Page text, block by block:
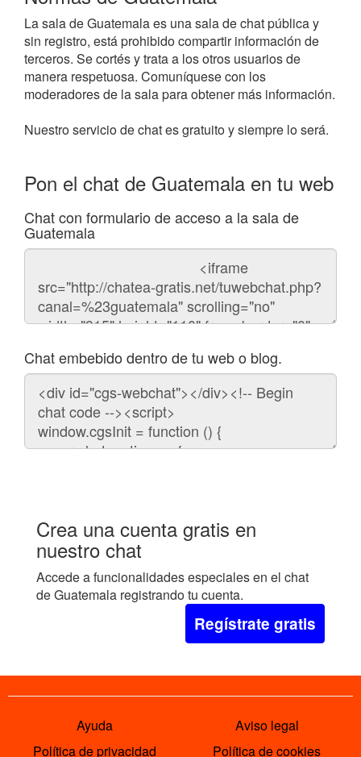
La sala de Guatemala es una sala de chat pública y
sin registro, está prohibido compartir información de
terceros. Se cortés y trata a los otros usuarios de
manera respetuosa. Comuníquese con los
moderadores de la sala para obtener más información.
Nuestro servicio de chat es gratuito y siempre lo será.
Pon el chat de Guatemala en tu web
Chat con formulario de acceso a la sala de
Guatemala
Código
chat
Chat embebido dentro de tu web o blog.
Código
para
embeber
chat
Crea una cuenta gratis en
nuestro chat
Accede a funcionalidades especiales en el chat
de Guatemala registrando tu cuenta.
Regístrate gratis
Ayuda
Aviso legal
Política de privacidad
Política de cookies